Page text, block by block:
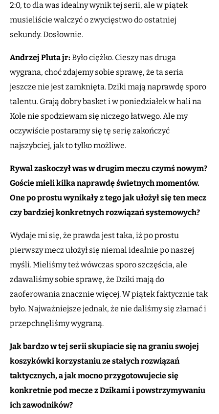
2:0, to dla was idealny wynik tej serii, ale w piątek
musieliście walczyć o zwycięstwo do ostatniej
sekundy. Dosłownie.
Andrzej Pluta jr: Było ciężko. Cieszy nas druga
wygrana, choć zdajemy sobie sprawę, że ta seria
jeszcze nie jest zamknięta. Dziki mają naprawdę sporo
talentu. Grają dobry basket i w poniedziałek w hali na
Kole nie spodziewam się niczego łatwego. Ale my
oczywiście postaramy się tę serię zakończyć
najszybciej, jak to tylko możliwe.
Rywal zaskoczył was w drugim meczu czymś nowym?
Goście mieli kilka naprawdę świetnych momentów.
One po prostu wynikały z tego jak ułożył się ten mecz
czy bardziej konkretnych rozwiązań systemowych?
Wydaje mi się, że prawda jest taka, iż po prostu
pierwszy mecz ułożył się niemal idealnie po naszej
myśli. Mieliśmy też wówczas sporo szczęścia, ale
zdawaliśmy sobie sprawę, że Dziki mają do
zaoferowania znacznie więcej. W piątek faktycznie tak
było. Najważniejsze jednak, że nie daliśmy się złamać i
przepchnęliśmy wygraną.
Jak bardzo w tej serii skupiacie się na graniu swojej
koszykówki korzystaniu ze stałych rozwiązań
taktycznych, a jak mocno przygotowujecie się
konkretnie pod mecze z Dzikami i powstrzymywaniu
ich zawodników?